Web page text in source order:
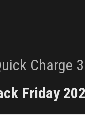
Charge
Friday